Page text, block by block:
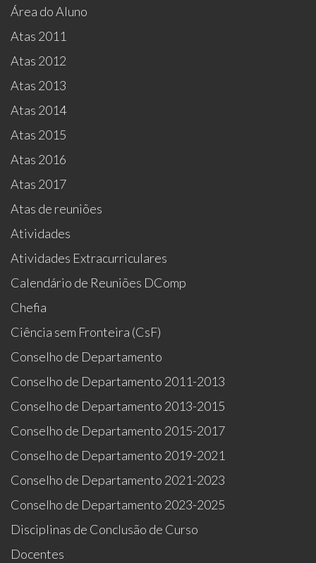
Área do Aluno
Atas 2011
Atas 2012
Atas 2013
Atas 2014
Atas 2015
Atas 2016
Atas 2017
Atas de reuniões
Atividades
Atividades Extracurriculares
Calendário de Reuniões DComp
Chefia
Ciência sem Fronteira (CsF)
Conselho de Departamento
Conselho de Departamento 2011-2013
Conselho de Departamento 2013-2015
Conselho de Departamento 2015-2017
Conselho de Departamento 2019-2021
Conselho de Departamento 2021-2023
Conselho de Departamento 2023-2025
Disciplinas de Conclusão de Curso
Docentes